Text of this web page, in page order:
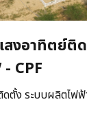
สงอาทิตย์
CPF
ตั้ง ระบบผลิตไฟ